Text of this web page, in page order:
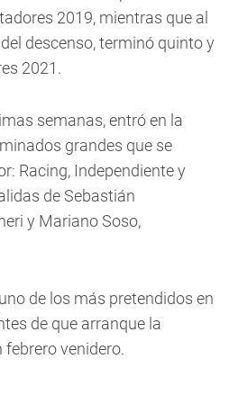
2019, mientras que al
descenso, terminó quinto y
2021.
semanas, entró en la
grandes que se
Racing, Independiente y
de Sebastián
y Mariano Soso,
de los más pretendidos en
de que arranque la
venidero.